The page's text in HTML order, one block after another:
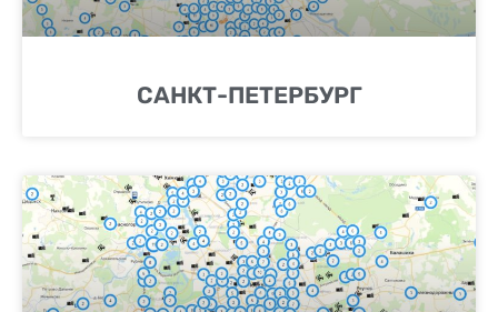
САНКТ-ПЕТЕРБУРГ